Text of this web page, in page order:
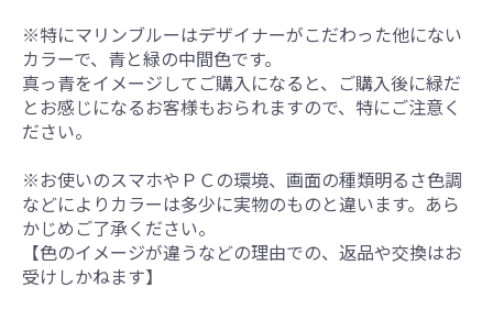
※特にマリンブルーはデザイナーがこだわった他にない
カラーで、青と緑の中間色です。
真っ青をイメージしてご購入になると、ご購入後に緑だ
とお感じになるお客様もおられますので、特にご注意く
ださい。
※お使いのスマホやＰＣの環境、画面の種類明るさ色調
などによりカラーは多少に実物のものと違います。あら
かじめご了承ください。
【色のイメージが違うなどの理由での、返品や交換はお
受けしかねます】